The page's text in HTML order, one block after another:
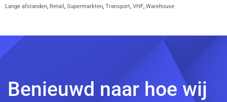
Lange afstanden, Retail , Supermarkten, Transport, VHF, Warehouse
Benieuwd naar hoe wij